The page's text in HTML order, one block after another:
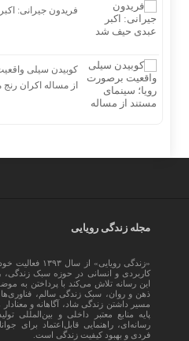
فریدون جیرانی:
کوبیدن سیلی
از مساله اکران
مجله زندگی رویایی
«زندگی رویایی»
کاربردی و انسانی در حوزه سبک
این رسانه تلاش می‌کند با پرداختن به
ذهن و روان، سبک زندگی سالم،
مسیر داشتن زندگی شاد، آگاهانه و
پایه منابع معتبر داخلی و بین‌المللی
رسانه‌ای، راهنمایی قابل‌اعتماد برای
فردی و بهبود کیفیت زندگی است.